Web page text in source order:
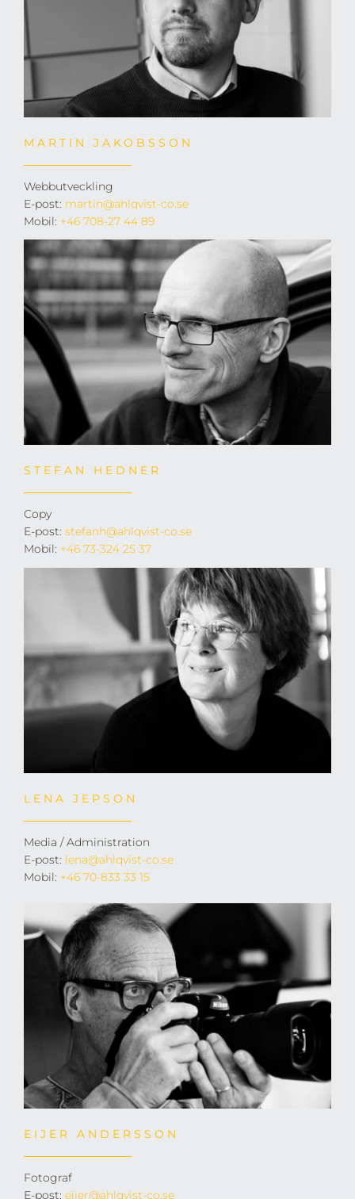
MARTIN JAKOBSSON
Webbutveckling
E-post: martin@ahlqvist-co.se
Mobil: +46 708-27 44 89
STEFAN HEDNER
Copy
E-post: stefanh@ahlqvist-co.se
Mobil: +46 73-324 25 37
LENA JEPSON
Media / Administration
E-post: lena@ahlqvist-co.se
Mobil: +46 70-833 33 15
EIJER ANDERSSON
Fotograf
E-post: eijer@ahlqvist-co.se